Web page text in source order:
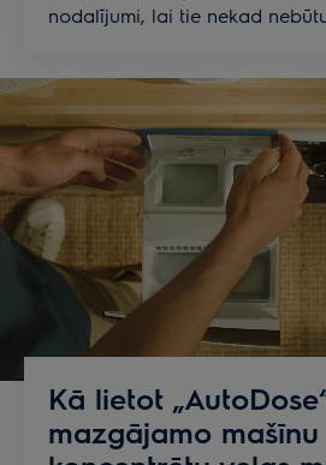
nodalījumi, lai tie nekad
Kā lietot
mazgājamo